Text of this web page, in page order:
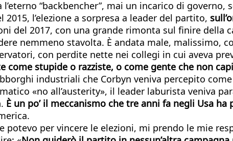
l’eterno “backbencher”, mai un incarico di
l’elezione a sorpresa a leader del partito,
del 2017, con una grande rimonta sul finire della
nemmeno stavolta. È andata male, malissimo,
con perdite nette nei collegi in cui aveva
come stupide o razziste, o come gente che non
industriali che Corbyn veniva percepito
«no all’austerity», il leader laburista veniva
È un po’ il meccanismo che tre anni fa negli Usa
per vincere le elezioni, mi prendo le mie